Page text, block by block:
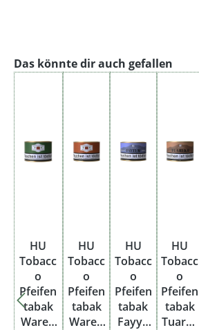
Produktgalerie überspringen
Das könnte dir auch gefallen
HU
Tobacc
o
Pfeifen
tabak
Wareh
HU
Tobacc
o
Pfeifen
tabak
Wareh
HU
Tobacc
o
Pfeifen
tabak
Fayyu
HU
Tobacc
o
Pfeifen
tabak
Tuarek